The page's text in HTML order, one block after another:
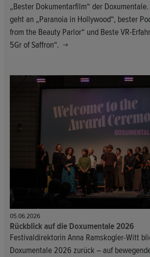
„Bester Dokumentarfilm“ der
geht an „Paranoia in Hollywood“, bester
from the Beauty Parlor“ und Beste VR-
5Gr of Saffron“.
05.06.2026
Rückblick auf die Doxumentale 2026
Festivaldirektorin Anna Ramskogler-Witt
Doxumentale 2026 zurück – auf